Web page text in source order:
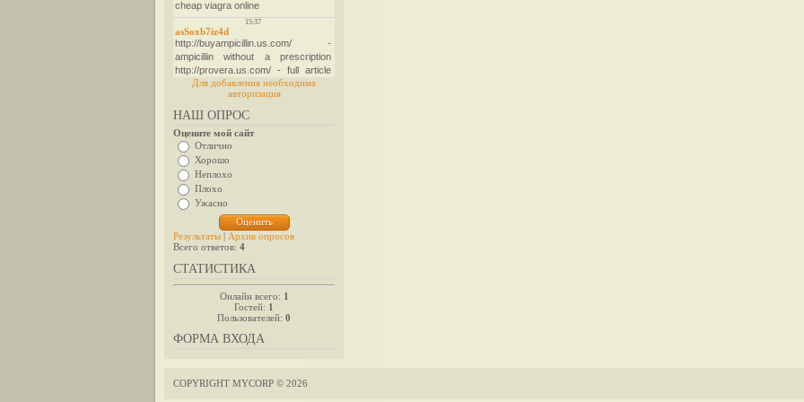
Для добавления необходима
авторизация
НАШ ОПРОС
Оцените мой сайт
Отлично
Хорошо
Неплохо
Плохо
Ужасно
Результаты | Архив опросов
Всего ответов: 4
СТАТИСТИКА
Онлайн всего: 1
Гостей: 1
Пользователей: 0
ФОРМА ВХОДА
COPYRIGHT MYCORP © 2026